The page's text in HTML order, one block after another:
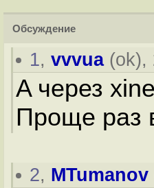
Обсуждение
1,vvvua(ok),
A через
Проще раз
2, MTumanov